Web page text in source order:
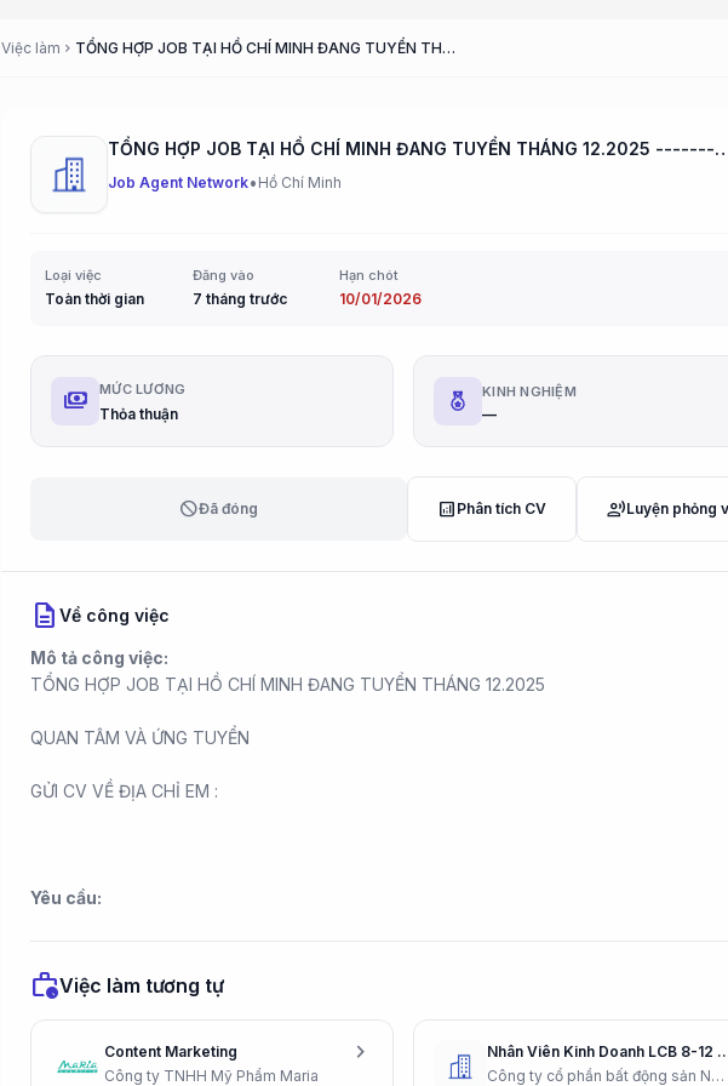
Việc làm chevron_right TỔNG HỢP JOB TẠI HỒ CHÍ MINH ĐANG TUYỂN THÁNG 12.2025 ------------------------- QUAN TÂM VÀ ỨNG T
TỔNG HỢP JOB TẠI HỒ CHÍ MINH ĐANG TUYỂN THÁNG 12.2025
Job Agent Network• Hồ Chí Minh
Loại việc
Toàn thời gian
Đăng vào
7 tháng trước
Hạn chót
10/01/2026
payments MỨC LƯƠNG
Thỏa thuận
KINH NGHIỆM
—
blockĐã đóng analytics Phân tích CV record_voice_overLuyện phỏng
description Về công việc
Mô tả công việc:
TỔNG HỢP JOB TẠI HỒ CHÍ MINH ĐANG TUYỂN THÁNG 12.2025
QUAN TÂM VÀ ỨNG TUYỂN
GỬI CV VỀ ĐỊA CHỈ EM :
Yêu cầu:
work_historyViệc làm tương tự
Content Marketing
Công ty TNHH Mỹ Phẩm Maria
chevron_right
Nhân Viên Kinh Doanh LCB 8-12 Tr
Công ty cổ phần bất động sản Nam Miền Trung